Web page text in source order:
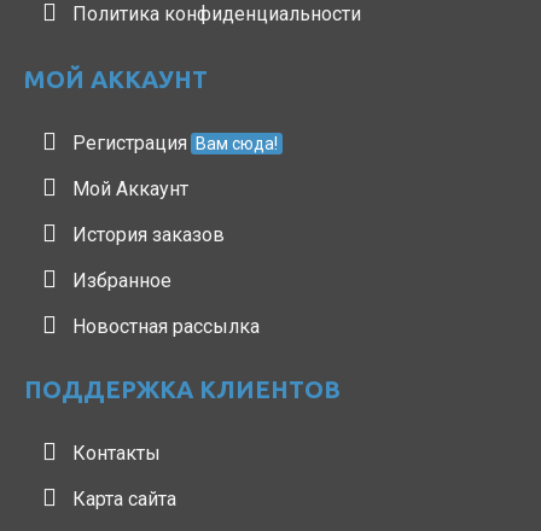
Политика конфиденциальности
МОЙ АККАУНТ
Регистрация Вам сюда!
Мой Аккаунт
История заказов
Избранное
Новостная рассылка
ПОДДЕРЖКА КЛИЕНТОВ
Контакты
Карта сайта